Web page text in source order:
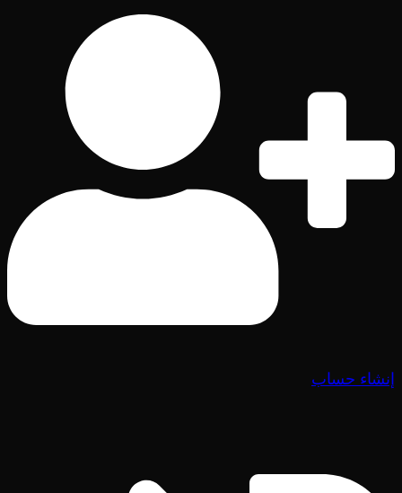
إنشاء حساب